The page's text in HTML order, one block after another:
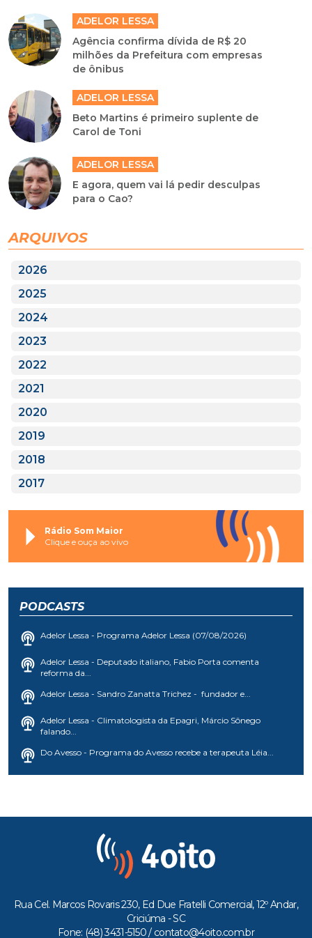
ADELOR LESSA
Agência confirma dívida de R$ 20
milhões da Prefeitura com empresas
de ônibus
ADELOR LESSA
Beto Martins é primeiro suplente de
Carol de Toni
ADELOR LESSA
E agora, quem vai lá pedir desculpas
para o Cao?
ARQUIVOS
2026
2025
2024
2023
2022
2021
2020
2019
2018
2017
Rádio Som Maior
Clique e ouça ao vivo
PODCASTS
Adelor Lessa - Programa Adelor Lessa (07/08/2026)
Adelor Lessa - Deputado italiano, Fabio Porta comenta
reforma da...
Adelor Lessa - Sandro Zanatta Trichez - fundador e...
Adelor Lessa - Climatologista da Epagri, Márcio Sônego
falando...
Do Avesso - Programa do Avesso recebe a terapeuta Léia...
Rua Cel. Marcos Rovaris 230, Ed Due Fratelli Comercial, 12º Andar,
Criciúma - SC
Fone: (48) 3431-5150 / contato@4oito.com.br